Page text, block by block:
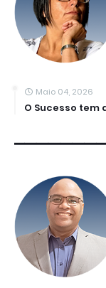
Maio 04, 2026
O Sucesso